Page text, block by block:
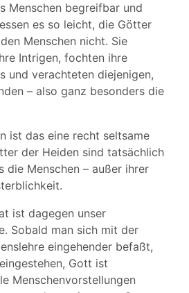
Menschen begreifbar und
es so leicht, die Götter
Menschen nicht. Sie
Intrigen, fochten ihre
und verachteten diejenigen,
– also ganz besonders die
ist das eine recht seltsame
der Heiden sind tatsächlich
die Menschen – außer ihrer
ist dagegen unser
Sobald man sich mit der
eingehender befaßt,
Gott ist
Menschenvorstellungen